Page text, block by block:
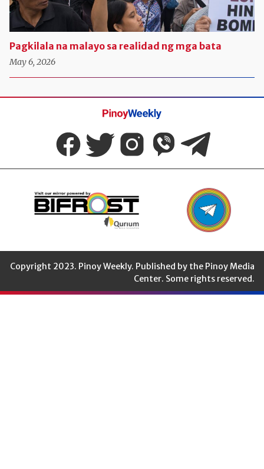
Pagkilala na malayo sa realidad ng mga bata
May 6, 2026
Pinoy
Weekly
Copyright 2023. Pinoy Weekly. Published by the Pinoy Media
Center. Some rights reserved.